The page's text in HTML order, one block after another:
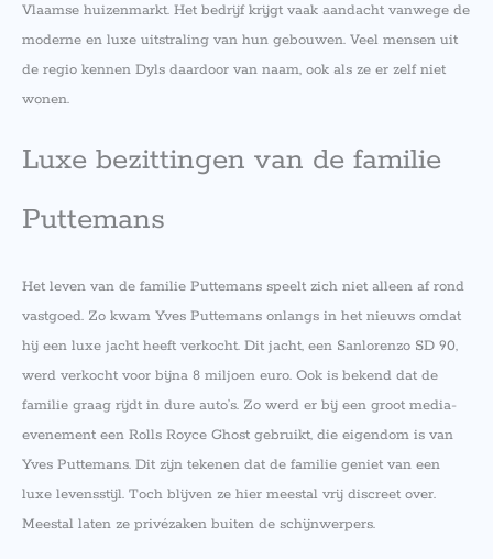
Vlaamse huizenmarkt. Het bedrijf krijgt vaak aandacht vanwege de
moderne en luxe uitstraling van hun gebouwen. Veel mensen uit
de regio kennen Dyls daardoor van naam, ook als ze er zelf niet
wonen.
Luxe bezittingen van de familie
Puttemans
Het leven van de familie Puttemans speelt zich niet alleen af rond
vastgoed. Zo kwam Yves Puttemans onlangs in het nieuws omdat
hij een luxe jacht heeft verkocht. Dit jacht, een Sanlorenzo SD 90,
werd verkocht voor bijna 8 miljoen euro. Ook is bekend dat de
familie graag rijdt in dure auto’s. Zo werd er bij een groot media-
evenement een Rolls Royce Ghost gebruikt, die eigendom is van
Yves Puttemans. Dit zijn tekenen dat de familie geniet van een
luxe levensstijl. Toch blijven ze hier meestal vrij discreet over.
Meestal laten ze privézaken buiten de schijnwerpers.